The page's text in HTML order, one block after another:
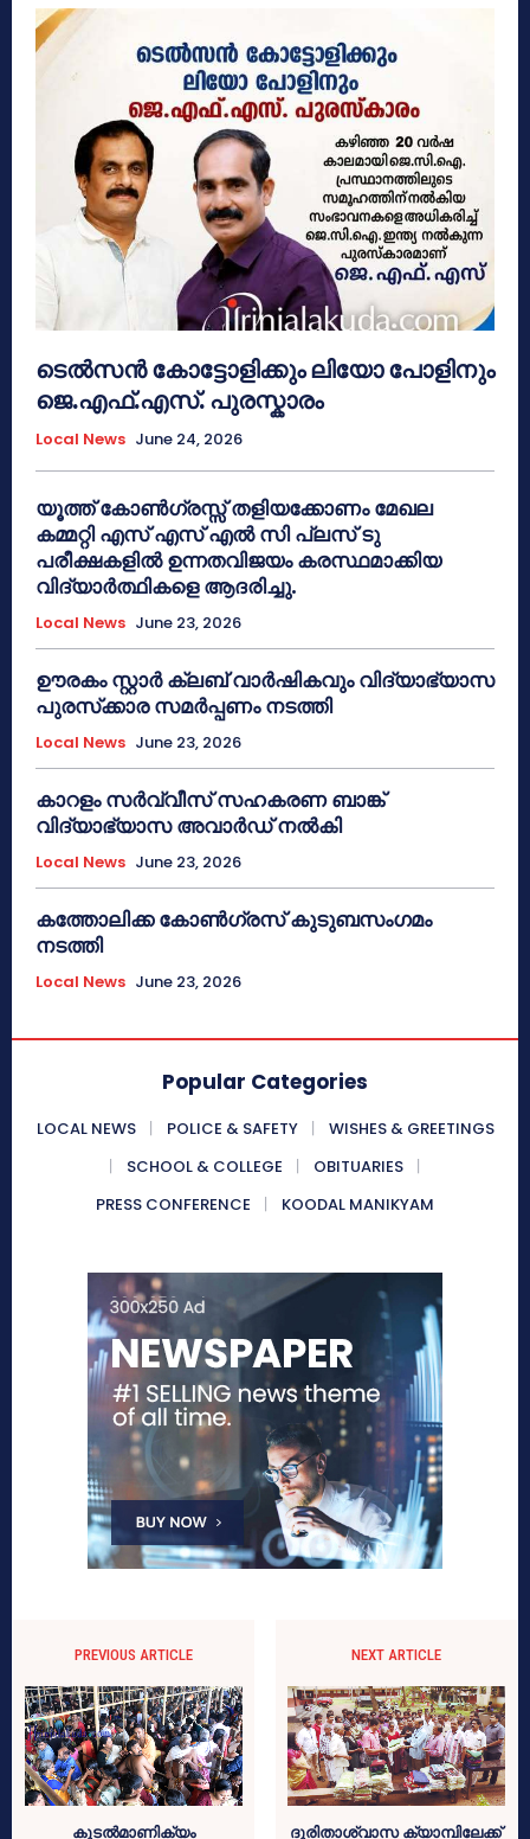
ടെൽസൻ കോട്ടോളിക്കും ലിയോ പോളിനും
ജെ.എഫ്.എസ്. പുരസ്കാരം
Local News June 24, 2026
യൂത്ത് കോൺഗ്രസ്സ് തളിയക്കോണം മേഖല
കമ്മറ്റി എസ് എസ് എൽ സി പ്ലസ് ടു
പരീക്ഷകളിൽ ഉന്നതവിജയം കരസ്ഥമാക്കിയ
വിദ്യാർത്ഥികളെ ആദരിച്ചു.
Local News June 23, 2026
ഊരകം സ്റ്റാർ ക്ലബ് വാർഷികവും വിദ്യാഭ്യാസ
പുരസ്‌ക്കാര സമർപ്പണം നടത്തി
Local News June 23, 2026
കാറളം സർവ്വീസ് സഹകരണ ബാങ്ക്
വിദ്യാഭ്യാസ അവാർഡ് നൽകി
Local News June 23, 2026
കത്തോലിക്ക കോൺഗ്രസ് കുടുബസംഗമം
നടത്തി
Local News June 23, 2026
Popular Categories
LOCAL NEWS POLICE & SAFETY
WISHES & GREETINGS
SCHOOL & COLLEGE
OBITUARIES
PRESS CONFERENCE
KOODAL MANIKYAM
PREVIOUS ARTICLE
കൂടല്‍മാണിക്യം
NEXT ARTICLE
ദുരിതാശ്വാസ ക്യാമ്പിലേക്ക്